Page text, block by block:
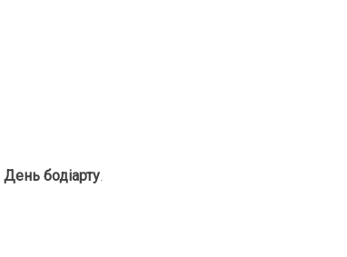
День бодіарту.